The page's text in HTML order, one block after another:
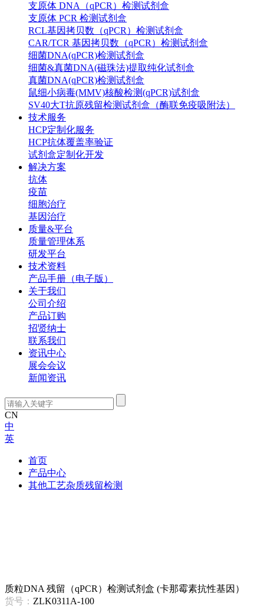
支原体 DNA（qPCR）检测试剂盒
支原体 PCR 检测试剂盒
RCL基因拷贝数（qPCR）检测试剂盒
CAR/TCR 基因拷贝数（qPCR）检测试剂盒
细菌DNA(qPCR)检测试剂盒
细菌&真菌DNA(磁珠法)提取纯化试剂盒
真菌DNA(qPCR)检测试剂盒
鼠细小病毒(MMV)核酸检测(qPCR)试剂盒
SV40大T抗原残留检测试剂盒（酶联免疫吸附法）
技术服务
HCP定制化服务
HCP抗体覆盖率验证
试剂盒定制化开发
解决方案
抗体
疫苗
细胞治疗
基因治疗
质量&平台
质量管理体系
研发平台
技术资料
产品手册（电子版）
关于我们
公司介绍
产品订购
招贤纳士
联系我们
资讯中心
展会会议
新闻资讯
CN
中
英
首页
产品中心
其他工艺杂质残留检测
质粒DNA 残留（qPCR）检测试剂盒 (卡那霉素抗性基因）
货号： ZLK0311A-100